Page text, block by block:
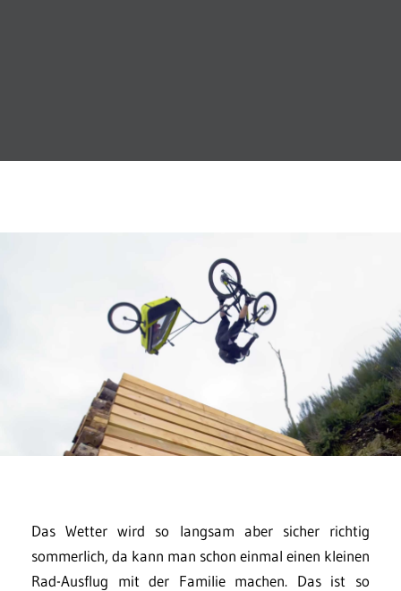
Das Wetter wird so langsam aber sicher richtig
sommerlich, da kann man schon einmal einen kleinen
Rad-Ausflug mit der Familie machen. Das ist so